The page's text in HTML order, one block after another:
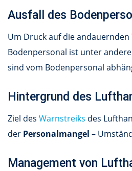
Ausfall des
Um Druck auf die
Bodenpersonal ist unter
sind vom Bodenpersonal
Hintergrund des
Ziel des Warnstreiks des
der Personalmangel –
Management von